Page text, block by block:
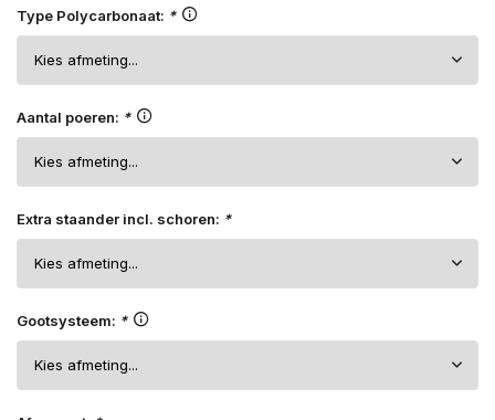
Type Polycarbonaat: *
Aantal poeren: *
Extra staander incl. schoren: *
Gootsysteem: *